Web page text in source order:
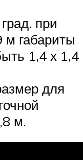
при
габариты
1,4 х 1,4
для
м.